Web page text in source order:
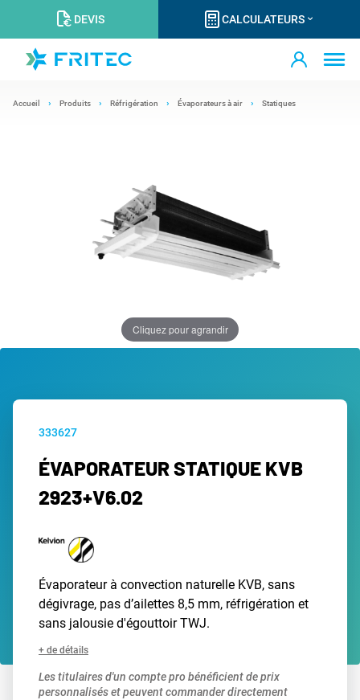
DEVIS CALCULATEURS
Accueil Produits Réfrigération Évaporateurs à air Statiques
Cliquez pour agrandir
333627
ÉVAPORATEUR STATIQUE KVB
2923+V6.02
Évaporateur à convection naturelle KVB, sans
dégivrage, pas d’ailettes 8,5 mm, réfrigération et
sans jalousie d'égouttoir TWJ.
+ de détails
Les titulaires d'un compte pro bénéficient de prix
personnalisés et peuvent commander directement